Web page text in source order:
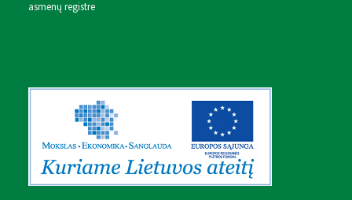
asmenų registre